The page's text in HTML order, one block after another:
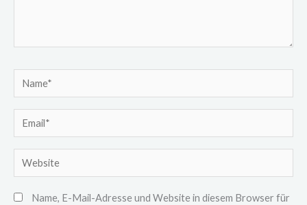
Name*
Email*
Website
Name, E-Mail-Adresse und Website in diesem Browser für